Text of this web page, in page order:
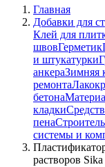
Главная
Добавки для
Клей для
швовГерметик
и штукатурки
анкераЗимняя
ремонта
бетона
кладки
пена
системы и
растворов